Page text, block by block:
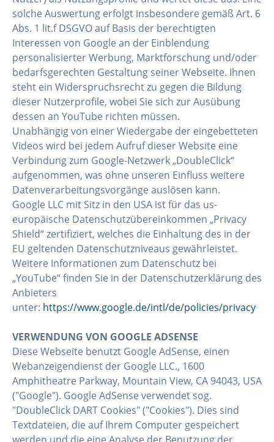
solche Auswertung erfolgt insbesondere gemäß Art. 6
Abs. 1 lit.f DSGVO auf Basis der berechtigten
Interessen von Google an der Einblendung
personalisierter Werbung, Marktforschung und/oder
bedarfsgerechten Gestaltung seiner Webseite. Ihnen
steht ein Widerspruchsrecht zu gegen die Bildung
dieser Nutzerprofile, wobei Sie sich zur Ausübung
dessen an YouTube richten müssen.
Unabhängig von einer Wiedergabe der eingebetteten
Videos wird bei jedem Aufruf dieser Website eine
Verbindung zum Google-Netzwerk „DoubleClick“
aufgenommen, was ohne unseren Einfluss weitere
Datenverarbeitungsvorgänge auslösen kann.
Google LLC mit Sitz in den USA ist für das us-
europäische Datenschutzübereinkommen „Privacy
Shield“ zertifiziert, welches die Einhaltung des in der
EU geltenden Datenschutzniveaus gewährleistet.
Weitere Informationen zum Datenschutz bei
„YouTube“ finden Sie in der Datenschutzerklärung des
Anbieters
unter: https://www.google.de/intl/de/policies/privacy
VERWENDUNG VON GOOGLE ADSENSE
Diese Webseite benutzt Google AdSense, einen
Webanzeigendienst der Google LLC., 1600
Amphitheatre Parkway, Mountain View, CA 94043, USA
("Google"). Google AdSense verwendet sog.
"DoubleClick DART Cookies" ("Cookies"). Dies sind
Textdateien, die auf Ihrem Computer gespeichert